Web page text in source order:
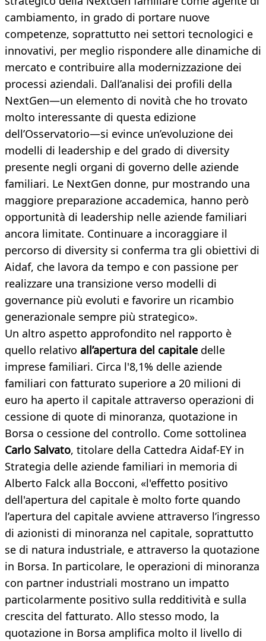
cambiamento, in grado di portare nuove
competenze, soprattutto nei settori tecnologici e
innovativi, per meglio rispondere alle dinamiche di
mercato e contribuire alla modernizzazione dei
processi aziendali. Dall’analisi dei profili della
NextGen—un elemento di novità che ho trovato
molto interessante di questa edizione
dell’Osservatorio—si evince un’evoluzione dei
modelli di leadership e del grado di diversity
presente negli organi di governo delle aziende
familiari. Le NextGen donne, pur mostrando una
maggiore preparazione accademica, hanno però
opportunità di leadership nelle aziende familiari
ancora limitate. Continuare a incoraggiare il
percorso di diversity si conferma tra gli obiettivi di
Aidaf, che lavora da tempo e con passione per
realizzare una transizione verso modelli di
governance più evoluti e favorire un ricambio
generazionale sempre più strategico».
Un altro aspetto approfondito nel rapporto è
quello relativo all’apertura del capitale delle
imprese familiari. Circa l'8,1% delle aziende
familiari con fatturato superiore a 20 milioni di
euro ha aperto il capitale attraverso operazioni di
cessione di quote di minoranza, quotazione in
Borsa o cessione del controllo. Come sottolinea
Carlo Salvato, titolare della Cattedra Aidaf-EY in
Strategia delle aziende familiari in memoria di
Alberto Falck alla Bocconi, «l'effetto positivo
dell'apertura del capitale è molto forte quando
l’apertura del capitale avviene attraverso l’ingresso
di azionisti di minoranza nel capitale, soprattutto
se di natura industriale, e attraverso la quotazione
in Borsa. In particolare, le operazioni di minoranza
con partner industriali mostrano un impatto
particolarmente positivo sulla redditività e sulla
crescita del fatturato. Allo stesso modo, la
quotazione in Borsa amplifica molto il livello di